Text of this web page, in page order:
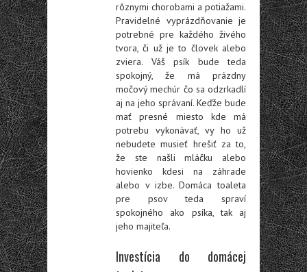
rôznymi chorobami a potiažami.
Pravidelné vyprázdňovanie je
potrebné pre každého živého
tvora, či už je to človek alebo
zviera. Váš psík bude teda
spokojný, že má prázdny
močový mechúr čo sa odzrkadlí
aj na jeho správaní. Keďže bude
mať presné miesto kde má
potrebu vykonávať, vy ho už
nebudete musieť hrešiť za to,
že ste našli mláčku alebo
hovienko kdesi na záhrade
alebo v izbe. Domáca toaleta
pre psov teda spraví
spokojného ako psíka, tak aj
jeho majiteľa.
Investícia do domácej